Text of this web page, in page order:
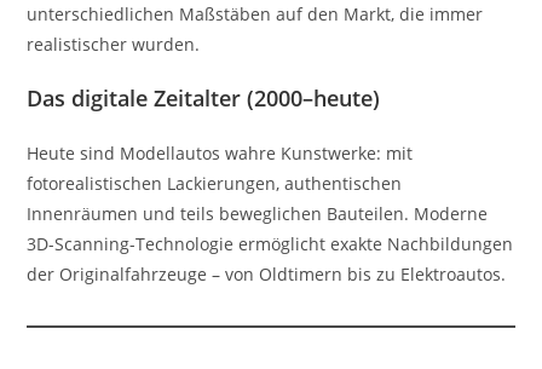
unterschiedlichen Maßstäben auf den Markt, die immer
realistischer wurden.
Das digitale Zeitalter (2000–heute)
Heute sind Modellautos wahre Kunstwerke: mit
fotorealistischen Lackierungen, authentischen
Innenräumen und teils beweglichen Bauteilen. Moderne
3D-Scanning-Technologie ermöglicht exakte Nachbildungen
der Originalfahrzeuge – von Oldtimern bis zu Elektroautos.